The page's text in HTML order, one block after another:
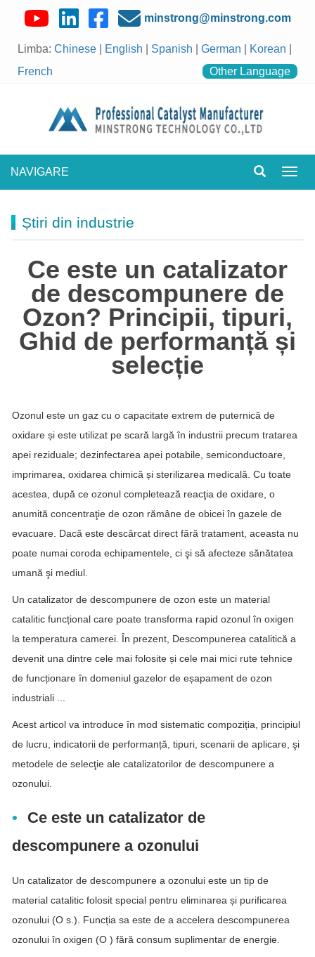
minstrong@minstrong.com
Limba: Chinese English Spanish German Korean
French
Other Language
NAVIGARE
Știri din industrie
Ce este un catalizator
de descompunere de
Ozon? Principii, tipuri,
Ghid de performanță și
selecție
Ozonul este un gaz cu o capacitate extrem de puternică de
oxidare și este utilizat pe scară largă în industrii precum tratarea
apei reziduale; dezinfectarea apei potabile, semiconductoare,
imprimarea, oxidarea chimică și sterilizarea medicală. Cu toate
acestea, după ce ozonul completează reacţia de oxidare, o
anumită concentraţie de ozon rămâne de obicei în gazele de
evacuare. Dacă este descărcat direct fără tratament, aceasta nu
poate numai coroda echipamentele, ci şi să afecteze sănătatea
umană şi mediul.
Un catalizator de descompunere de ozon este un material
catalitic funcțional care poate transforma rapid ozonul în oxigen
la temperatura camerei. În prezent, Descompunerea catalitică a
devenit una dintre cele mai folosite și cele mai mici rute tehnice
de funcționare în domeniul gazelor de eșapament de ozon
industriali ...
Acest articol va introduce în mod sistematic compoziția, principiul
de lucru, indicatorii de performanță, tipuri, scenarii de aplicare, şi
metodele de selecţie ale catalizatorilor de descompunere a
ozonului.
Ce este un catalizator de
descompunere a ozonului
Un catalizator de descompunere a ozonului este un tip de
material catalitic folosit special pentru eliminarea și purificarea
ozonului (O s.). Funcția sa este de a accelera descompunerea
ozonului în oxigen (O ) fără consum suplimentar de energie.